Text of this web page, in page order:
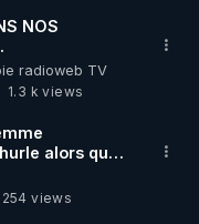
(stages,
NOS
radioweb TV
1.3 k views
alors que
brutalement
Zelensky
254 views